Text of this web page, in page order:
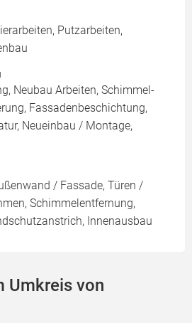
Putzarbeiten,
Neubau Arbeiten, Schimmel-
Fassadenbeschichtung,
Neueinbau / Montage,
/ Fassade, Türen /
Schimmelentfernung,
Innenausbau
Umkreis von